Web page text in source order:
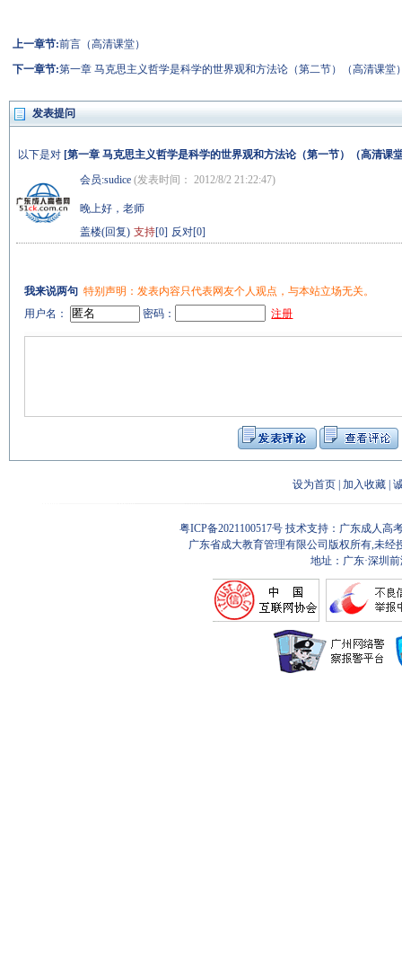
上一章节:前言（高清课堂）
下一章节:第一章 马克思主义哲学是科学的世界观和方法论（第二节）（高清课堂
发表提问
以下是对 [第一章 马克思主义哲学是科学的世界观和方法论（第一节）（高清课
会员:sudice (发表时间： 2012/8/2 21:22:47)
晚上好，老师
盖楼(回复) 支持[0] 反对[0]
我来说两句 特别声明：发表内容只代表网友个人观点，与本站立场无关。
用户名：
密码： 注册
设为首页 加入收藏
粤ICP备2021100517号 技术支持：广东成人高
广东省成大教育管理有限公司版权所有,未
地址：广东·深圳